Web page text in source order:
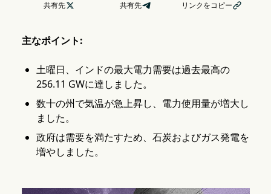
共有先 共有先 リンクをコピー
主なポイント:
土曜日、インドの最大電力需要は過去最高の
256.11 GWに達しました。
数十の州で気温が急上昇し、電力使用量が増大し
ました。
政府は需要を満たすため、石炭およびガス発電を
増やしました。